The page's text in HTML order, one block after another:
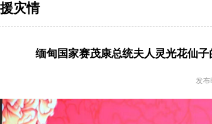
灾情
缅甸国家赛茂康总统夫人灵光花仙
发布